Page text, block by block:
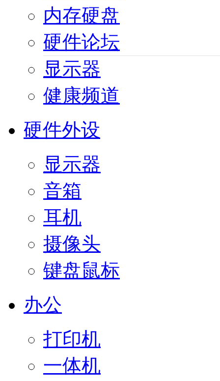
内存硬盘
硬件论坛
显示器
健康频道
硬件外设
显示器
音箱
耳机
摄像头
键盘鼠标
办公
打印机
一体机